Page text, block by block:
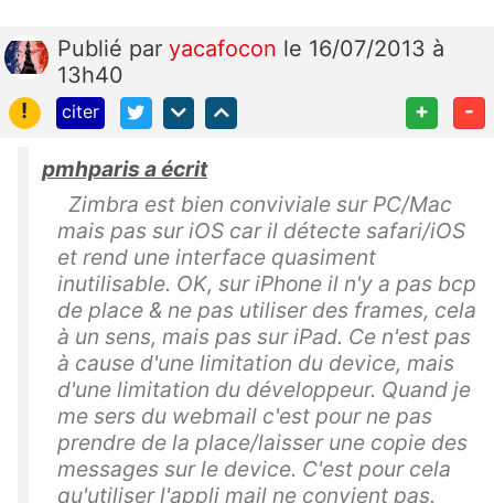
Publié par yacafocon le 16/07/2013 à
13h40
!
citer + -
pmhparis a écrit
Zimbra est bien conviviale sur PC/Mac
mais pas sur iOS car il détecte safari/iOS
et rend une interface quasiment
inutilisable. OK, sur iPhone il n'y a pas bcp
de place & ne pas utiliser des frames, cela
à un sens, mais pas sur iPad. Ce n'est pas
à cause d'une limitation du device, mais
d'une limitation du développeur. Quand je
me sers du webmail c'est pour ne pas
prendre de la place/laisser une copie des
messages sur le device. C'est pour cela
qu'utiliser l'appli mail ne convient pas.